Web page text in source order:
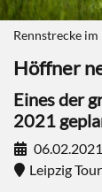
Rennstrecke
Höffner
Eines der
2021
06.02.2021
Leipzig